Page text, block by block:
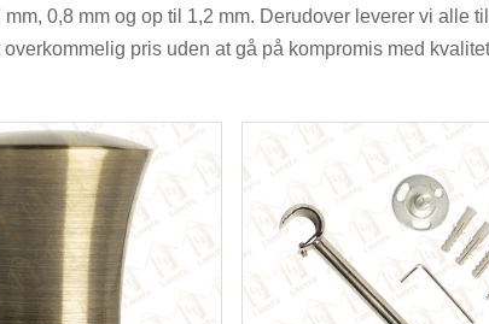
0,8 mm og op til 1,2 mm. Derudover leverer vi alle
pris uden at gå på kompromis med